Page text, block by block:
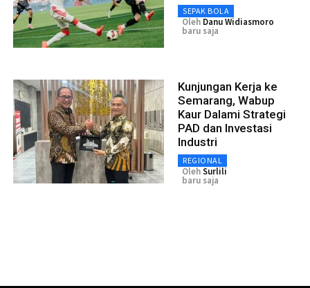
SEPAK BOLA
Oleh Danu Widiasmoro
baru saja
Kunjungan Kerja ke
Semarang, Wabup
Kaur Dalami Strategi
PAD dan Investasi
Industri
REGIONAL
OlehSurlili
baru saja